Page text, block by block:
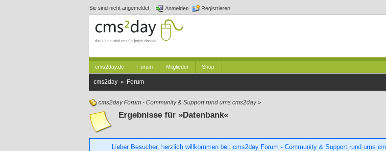
Sie sind nicht angemeldet. Anmelden Registrieren
cms2day.de Forum Mitglieder Shop
cms2day » Forum
cms2day Forum - Community & Support rund ums cms2day»
Ergebnisse für »Datenbank«
Lieber Besucher, herzlich willkommen bei: cms2day Forum - Community & Support rund ums